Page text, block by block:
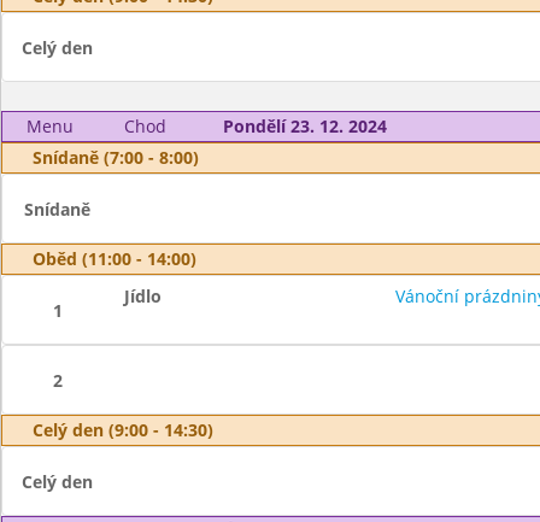
Celý den
Menu Chod
Pondělí 23. 12. 2024
Snídaně (7:00 - 8:00)
Snídaně
Oběd (11:00 - 14:00)
1
Jídlo Vánoční
2
Celý den (9:00 - 14:30)
Celý den